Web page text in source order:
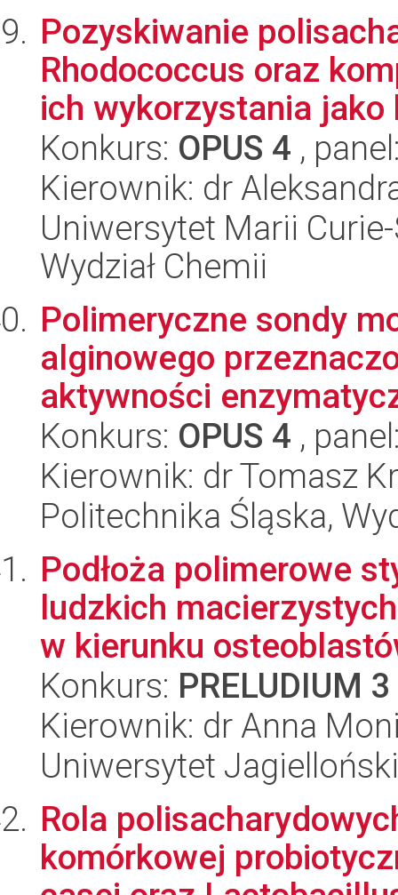
Pozyskiwanie
Rhodococcus oraz
ich wykorzystania jako
Konkurs: OPUS 4 ,
Kierownik: dr
Uniwersytet Marii
Wydział Chemii
Polimeryczne sondy
alginowego
aktywności
Konkurs: OPUS 4 ,
Kierownik: dr Tomasz
Politechnika Śląska,
Podłoża polimerowe
ludzkich
w kierunku
Konkurs: PRELUDIUM 3
Kierownik: dr Anna
Uniwersytet
Rola
komórkowej